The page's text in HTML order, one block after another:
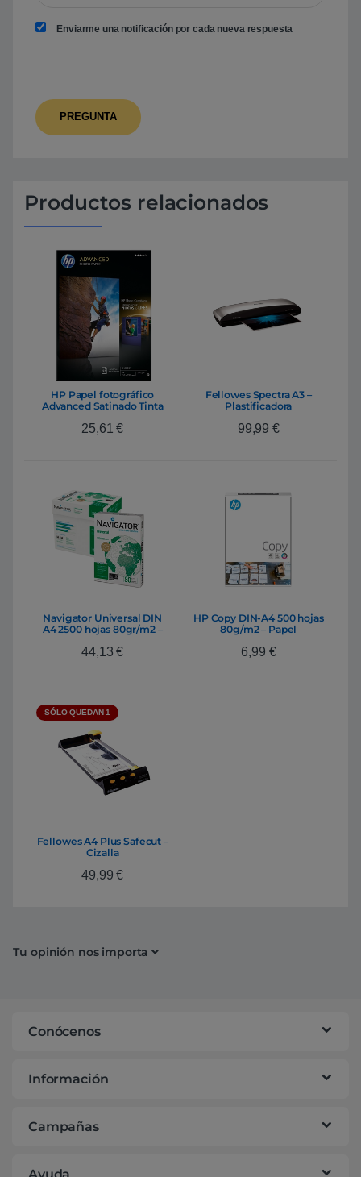
Enviarme una notificación por cada nueva respuesta
Productos relacionados
HP Papel fotográfico
Advanced Satinado Tinta
25,61€
Fellowes Spectra A3 –
Plastificadora
99,99 €
Navigator Universal DIN
A4 2500 hojas 80gr/m2 –
44,13€
HP Copy DIN-A4 500 hojas
80g/m2 – Papel
6,99 €
SÓLO QUEDAN 1
Fellowes A4 Plus Safecut –
Cizalla
49,99€
Tu opinión nos importa
Conócenos
Información
Campañas